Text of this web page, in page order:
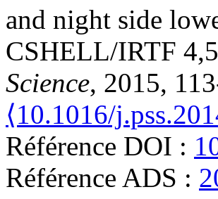
and night side
CSHELL/IRTF
Science, 2015,
⟨10.1016/
Référence DOI :
Référence ADS :